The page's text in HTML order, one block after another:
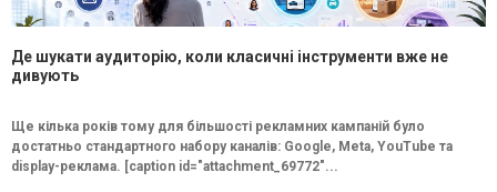
Де шукати аудиторію, коли класичні інструменти вже не
дивують
Ще кілька років тому для більшості рекламних кампаній було
достатньо стандартного набору каналів: Google, Meta, YouTube та
display-реклама. [caption id="attachment_69772"...